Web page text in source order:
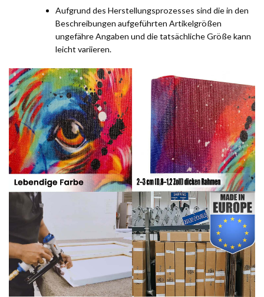
Aufgrund des Herstellungsprozesses sind die in den
Beschreibungen aufgeführten Artikelgrößen
ungefähre Angaben und die tatsächliche Größe kann
leicht variieren.